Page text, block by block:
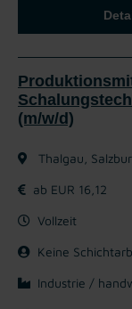
(m/w/d)
Thalgau,
ab EUR 16,12
Vollzeit
Keine
Industrie /